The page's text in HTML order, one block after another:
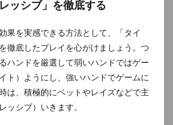
ッシブ」を徹底する
果を実感できる方法として、「タイ
徹底したプレイを心がけましょう。つ
ハンドを厳選して弱いハンドではゲー
ト）ようにし、強いハンドでゲームに
は、積極的にベットやレイズなどで主
ッシブ）いきます。